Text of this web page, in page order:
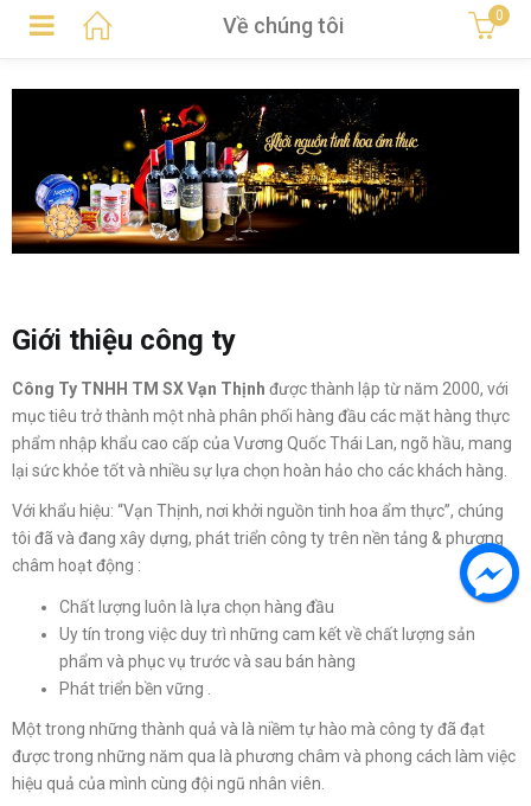
Về chúng tôi 0
Giới thiệu công ty
Công Ty TNHH TM SX Vạn Thịnh được thành lập từ năm 2000, với
mục tiêu trở thành một nhà phân phối hàng đầu các mặt hàng thực
phẩm nhập khẩu cao cấp của Vương Quốc Thái Lan, ngõ hầu, mang
lại sức khỏe tốt và nhiều sự lựa chọn hoàn hảo cho các khách hàng.
Với khẩu hiệu: “Vạn Thịnh, nơi khởi nguồn tinh hoa ẩm thực”, chúng
tôi đã và đang xây dựng, phát triển công ty trên nền tảng & phương
châm hoạt động :
Chất lượng luôn là lựa chọn hàng đầu
Uy tín trong việc duy trì những cam kết về chất lượng sản
phẩm và phục vụ trước và sau bán hàng
Phát triển bền vững .
Một trong những thành quả và là niềm tự hào mà công ty đã đạt
được trong những năm qua là phương châm và phong cách làm việc
hiệu quả của mình cùng đội ngũ nhân viên.